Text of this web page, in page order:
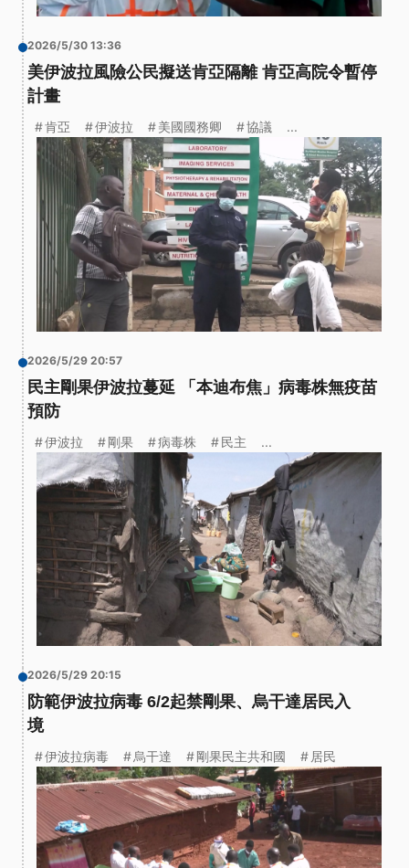
2026/5/30 13:36
美伊波拉風險公民擬送肯亞隔離 肯亞高院令暫停
計畫
肯亞 伊波拉 美國國務卿 協議 ...
2026/5/29 20:57
民主剛果伊波拉蔓延 「本迪布焦」病毒株無疫苗
預防
伊波拉 剛果 病毒株 民主 ...
2026/5/29 20:15
防範伊波拉病毒 6/2起禁剛果、烏干達居民入
境
伊波拉病毒 烏干達 剛果民主共和國 居民